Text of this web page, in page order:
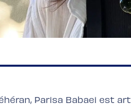
Parisa Babaei est